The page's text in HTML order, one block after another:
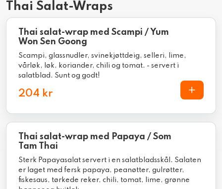
Thai Salat-Wraps
Thai salat-wrap med Scampi / Yum
Won Sen Goong
Scampi, glassnudler, svinekjøttdeig, selleri, lime,
vårløk, løk, koriander, chili og tomat. - servert i
salatblad. Sunt og godt!
204 kr
Thai salat-wrap med Papaya / Som
Tam Thai
Sterk Papayasalat servert i en salatbladsskål. Salaten
er laget med fersk papaya, peanøtter, gulrøtter,
fiskesaus, tørkede reker, chili, tomat, lime, grønne